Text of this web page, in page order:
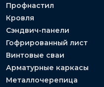
Профнастил
Кровля
Сэндвич-панели
Гофрированный лист
Винтовые сваи
Арматурные каркасы
Металлочерепица